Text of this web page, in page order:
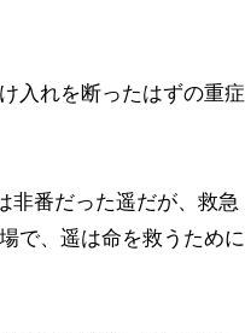
入れを断ったはずの重症
非番だった遥だが、救急
で、遥は命を救うために